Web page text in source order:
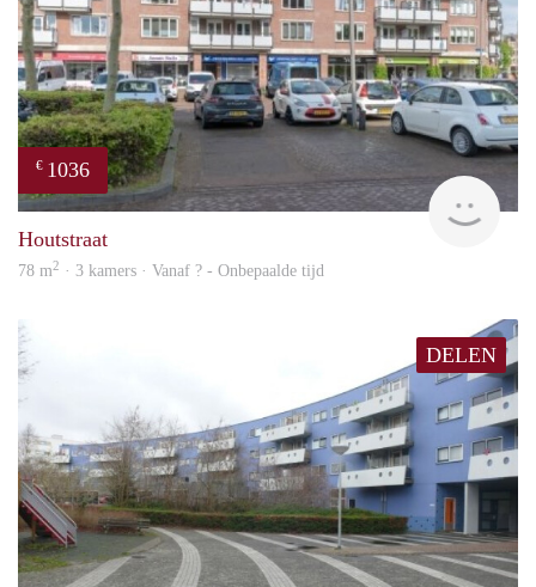
€ 1036
Houtstraat
78 m2 · 3 kamers · Vanaf ? - Onbepaalde tijd
DELEN